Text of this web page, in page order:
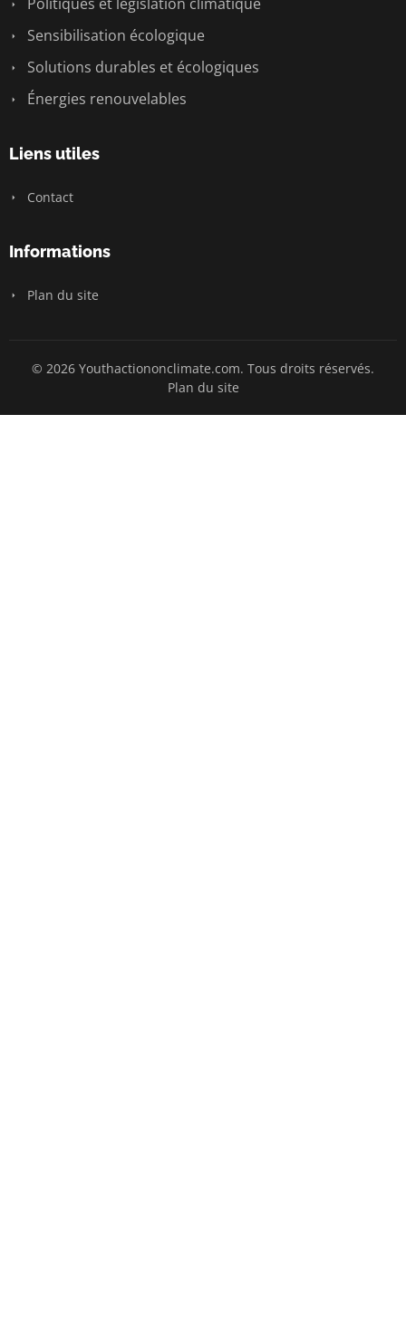
Sensibilisation écologique
Solutions durables et écologiques
Énergies renouvelables
Liens utiles
Contact
Informations
Plan du site
© 2026 Youthactiononclimate.com. Tous droits réservés.
Plan du site